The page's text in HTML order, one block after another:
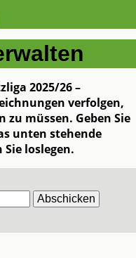
2025/26 –
verfolgen,
müssen. Geben Sie
unten stehende
loslegen.